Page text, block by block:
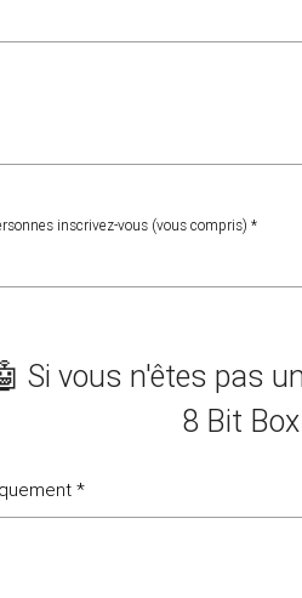
inscrivez-vous (vous compris) *
Si vous n'êtes pas
8 Bit Box
*